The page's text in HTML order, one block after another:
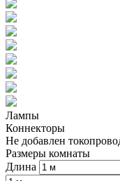
Лампы
Коннекторы
Не добавлен
Размеры комнаты
Длина